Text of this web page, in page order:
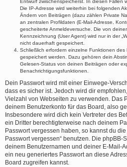
Entwurf zwischenspeicherst. In diesen Fällen
Die IP-Adresse wird weiterhin bei folgenden
Ändern von Beiträgen (dazu zählen Private
an zentralen Profildaten (E-Mail-Adresse,
gescheiterte Anmeldeversuche. Die von
Kennzeichnung (User Agent) wird nur in der
nicht dauerhaft gespeichert.
Schließlich erfordern einzelne Funktionen des
gespeichert werden. Dazu gehören dein
Gelesen-Status von deinen Beiträgen oder
Benachrichtigungsfunktionen.
Dein Passwort wird mit einer Einwege-
dass es sicher ist. Jedoch wird dir
Vielzahl von Webseiten zu verwenden. Das
deinem Benutzerkonto für das Board, also
Insbesondere wird dich kein Vertreter des
ein Dritter berechtigterweise nach deinem
Passwort vergessen haben, so kannst du
Passwort vergessen“ benutzen. Die phpBB-
deinem Benutzernamen und deiner E-Mail-
ein neu generiertes Passwort an diese
Board zugreifen kannst.